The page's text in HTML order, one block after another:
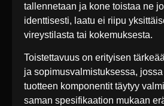
tallennetaan ja kone toistaa ne
identtisesti, laatu ei riipu
vireystilasta tai kokemuksesta.
Toistettavuus on erityisen
ja sopimusvalmistuksessa,
tuotteen komponentit täytyy
saman spesifikaation mukaan